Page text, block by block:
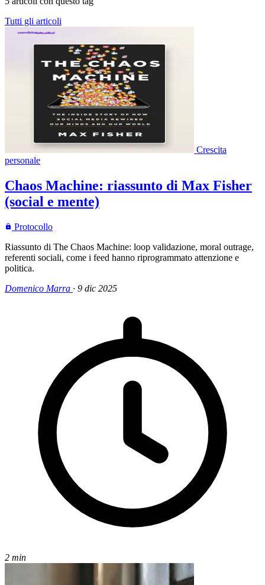
Tutti gli articoli
Crescita
personale
Chaos Machine: riassunto di Max Fisher
(social e mente)
Protocollo
Riassunto di The Chaos Machine: loop validazione, moral outrage,
referenti sociali, come i feed hanno riprogrammato attenzione e
politica.
Domenico Marra · 9 dic 2025
2 min